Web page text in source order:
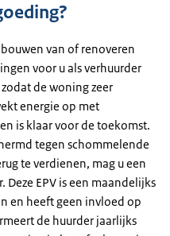
van of renoveren
voor u als verhuurder
de woning zeer
energie op met
is klaar voor de toekomst.
tegen schommelende
te verdienen, mag u een
EPV is een maandelijks
en heeft geen invloed op
de huurder jaarlijks